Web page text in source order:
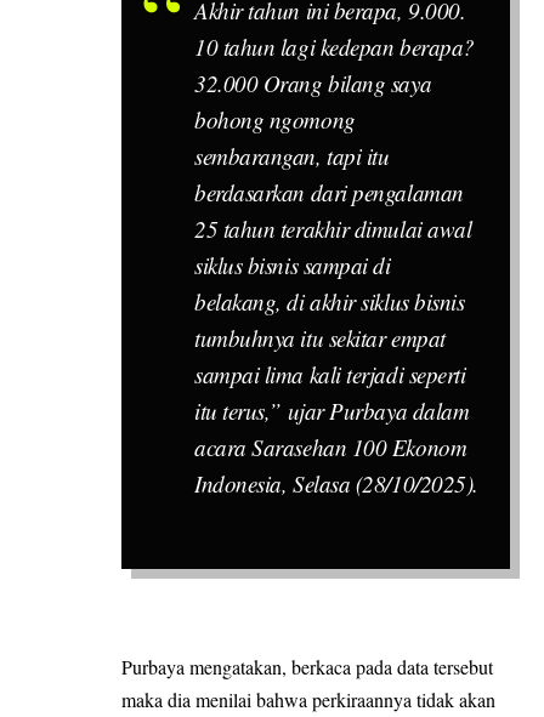
Akhir tahun ini berapa, 9.000.
10 tahun lagi kedepan berapa?
32.000 Orang bilang saya
bohong ngomong
sembarangan, tapi itu
berdasarkan dari pengalaman
25 tahun terakhir dimulai awal
siklus bisnis sampai di
belakang, di akhir siklus bisnis
tumbuhnya itu sekitar empat
sampai lima kali terjadi seperti
itu terus,” ujar Purbaya dalam
acara Sarasehan 100 Ekonom
Indonesia, Selasa (28/10/2025).
Purbaya mengatakan, berkaca pada data tersebut
maka dia menilai bahwa perkiraannya tidak akan